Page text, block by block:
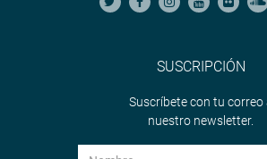
SUSCRIPCIÓN
Suscríbete con tu correo
nuestro newsletter.